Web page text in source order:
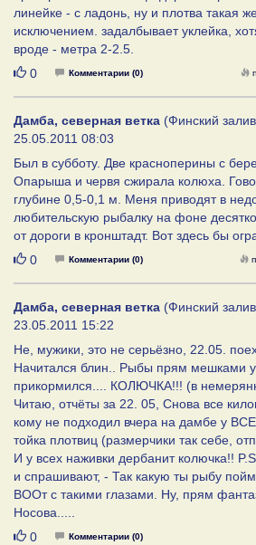
линейке - с ладонь, ну и плотва такая
исключением. задалбывает уклейка,
вроде - метра 2-2.5.
Нравится
0 Комментарии (0)
Дамба, северная ветка (Финский
25.05.2011 08:03
Был в субботу. Две красноперины с
Опарыша и червя сжирала колюха.
глубине 0,5-0,1 м. Меня приводят в
любительскую рыбалку на фоне
от дороги в кронштадт. Вот здесь бы
Нравится
0 Комментарии (0)
Дамба, северная ветка (Финский
23.05.2011 15:22
Не, мужики, это не серьёзно, 22.05.
Начитался блин.. Рыбы прям мешками
прикормился.... КОЛЮЧКА!!! (в
Читаю, отчёты за 22. 05, Снова все
кому не подходил вчера на дамбе у
тойка плотвиц (размерчики так себе,
И у всех наживки дербанит колючка!!
и спрашивают, - Так какую ты рыбу
ВООт с такими глазами. Ну, прям
Носова.....
Нравится
0 Комментарии (0)